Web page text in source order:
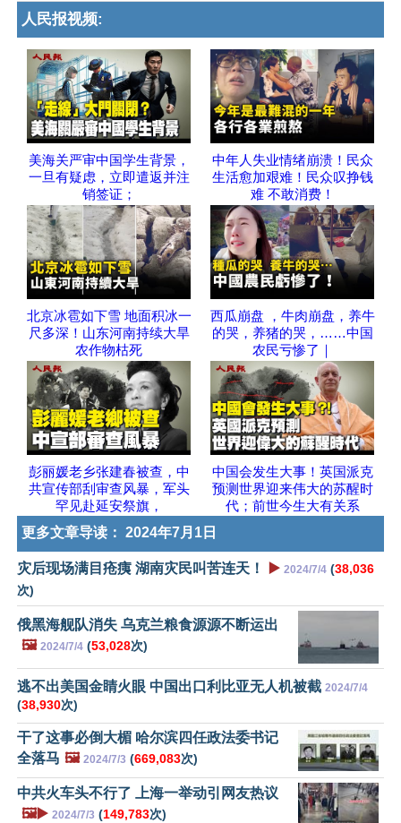
人民报视频:
美海关严审中国学生背景，
一旦有疑虑，立即遣返并注
销签证；
中年人失业情绪崩溃！民众
生活愈加艰难！民众叹挣钱
难 不敢消费！
北京冰雹如下雪 地面积冰一
尺多深！山东河南持续大旱
农作物枯死
西瓜崩盘 ，牛肉崩盘，养牛
的哭，养猪的哭，……中国
农民亏惨了｜
彭丽媛老乡张建春被查，中
共宣传部刮审查风暴，军头
罕见赴延安祭旗，
中国会发生大事！英国派克
预测世界迎来伟大的苏醒时
代；前世今生大有关系
更多文章导读： 2024年7月1日
灾后现场满目疮痍 湖南灾民叫苦连天！ ▶️ 2024/7/4 (38,036
次)
俄黑海舰队消失 乌克兰粮食源源不断运出
🖼️ 2024/7/4 (53,028次)
逃不出美国金睛火眼 中国出口利比亚无人机被截 2024/7/4
(38,930次)
干了这事必倒大楣 哈尔滨四任政法委书记
全落马 🖼️ 2024/7/3 (669,083次)
中共火车头不行了 上海一举动引网友热议
🖼️▶️ 2024/7/3 (149,783次)